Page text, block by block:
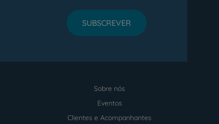
SUBSCREVER
Sobre nós
Eventos
Clientes e Acompanhantes